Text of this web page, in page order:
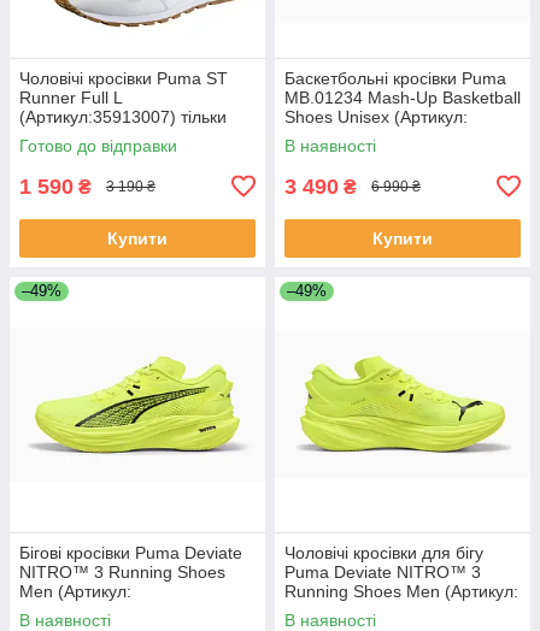
Чоловічі кросівки Puma ST
Runner Full L
(Артикул:35913007) тільки
Оригінал
Готово до відправки
1 590 ₴ 3 190 ₴
Купити
Баскетбольні кросівки Puma
MB.01234 Mash-Up Basketball
Shoes Unisex (Артикул:
31285501)
В наявності
3 490 ₴ 6 990 ₴
Купити
–49%
Бігові кросівки Puma Deviate
NITRO™ 3 Running Shoes
Men (Артикул:
В наявності
–49%
Чоловічі кросівки для бігу
Puma Deviate NITRO™ 3
Running Shoes Men (Артикул:
30970714)
В наявності